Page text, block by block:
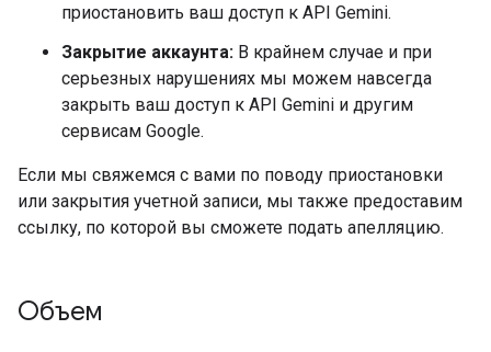
приостановить ваш доступ к API Gemini.
Закрытие аккаунта: В крайнем случае и при
серьезных нарушениях мы можем навсегда
закрыть ваш доступ к API Gemini и другим
сервисам Google.
Если мы свяжемся с вами по поводу приостановки
или закрытия учетной записи, мы также предоставим
ссылку, по которой вы сможете подать апелляцию.
Объем